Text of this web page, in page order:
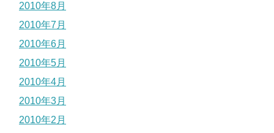
2010年8月
2010年7月
2010年6月
2010年5月
2010年4月
2010年3月
2010年2月